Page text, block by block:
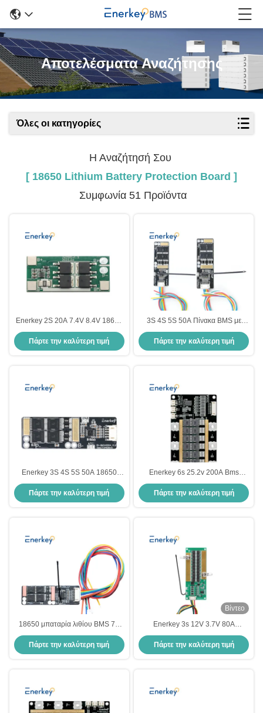
Αποτελέσματα Αναζήτησης
Όλες οι κατηγορίες
Η Αναζήτησή Σου
[ 18650 Lithium Battery Protection Board ]
Συμφωνία 51 Προϊόντα
Enerkey 2S 20A 7.4V 8.4V 18650
Πίνακας προστασίας μπαταρίας
λιθίου BMS 2S για μπαταρία
Πάρτε την καλύτερη τιμή
3S 4S 5S 50A Πίνακα BMS με
NTC 60mm μήκος, 3.7V 18650
Πίνακα προστασίας μπαταρίας
λιθίου
Πάρτε την καλύτερη τιμή
Enerkey 3S 4S 5S 50A 18650
Πίνακα προστασίας μπαταρίας
λιθίου 3.2V μπαταρία ιόντων
λιθίου BMS 4S για ηλεκτρικό
Πάρτε την καλύτερη τιμή
Enerkey 6s 25.2v 200A Bms
Πίνακα προστασίας μπαταρίας για
18650 μπαταρία ιόντων λιθίου
Πάρτε την καλύτερη τιμή
18650 μπαταρία λιθίου BMS 7S
50A για 350w 500w 750w 1000w
μπαταρία ηλεκτρικού ποδηλάτου
Πάρτε την καλύτερη τιμή
Βίντεο
Enerkey 3s 12V 3.7V 80A
Σύστημα διαχείρισης μπαταρίας
BMS λιθίου με αδιάβροχο PCM για
18650 μπαταρία λιθίου
Πάρτε την καλύτερη τιμή